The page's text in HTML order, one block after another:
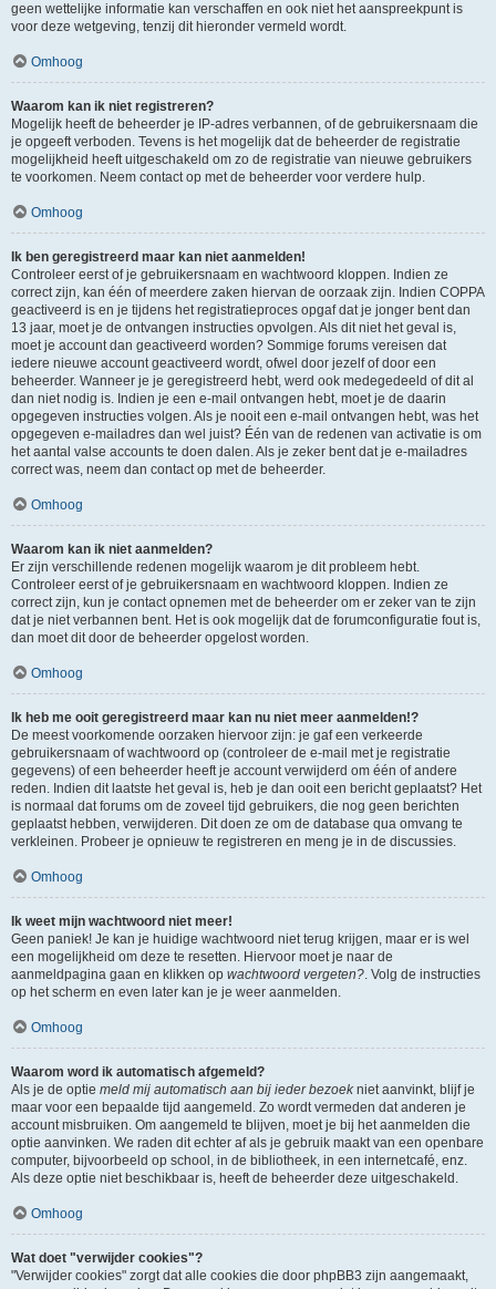
geen wettelijke informatie kan verschaffen en ook niet het aanspreekpunt is
voor deze wetgeving, tenzij dit hieronder vermeld wordt.
Omhoog
Waarom kan ik niet registreren?
Mogelijk heeft de beheerder je IP-adres verbannen, of de gebruikersnaam die
je opgeeft verboden. Tevens is het mogelijk dat de beheerder de registratie
mogelijkheid heeft uitgeschakeld om zo de registratie van nieuwe gebruikers
te voorkomen. Neem contact op met de beheerder voor verdere hulp.
Omhoog
Ik ben geregistreerd maar kan niet aanmelden!
Controleer eerst of je gebruikersnaam en wachtwoord kloppen. Indien ze
correct zijn, kan één of meerdere zaken hiervan de oorzaak zijn. Indien COPPA
geactiveerd is en je tijdens het registratieproces opgaf dat je jonger bent dan
13 jaar, moet je de ontvangen instructies opvolgen. Als dit niet het geval is,
moet je account dan geactiveerd worden? Sommige forums vereisen dat
iedere nieuwe account geactiveerd wordt, ofwel door jezelf of door een
beheerder. Wanneer je je geregistreerd hebt, werd ook medegedeeld of dit al
dan niet nodig is. Indien je een e-mail ontvangen hebt, moet je de daarin
opgegeven instructies volgen. Als je nooit een e-mail ontvangen hebt, was het
opgegeven e-mailadres dan wel juist? Één van de redenen van activatie is om
het aantal valse accounts te doen dalen. Als je zeker bent dat je e-mailadres
correct was, neem dan contact op met de beheerder.
Omhoog
Waarom kan ik niet aanmelden?
Er zijn verschillende redenen mogelijk waarom je dit probleem hebt.
Controleer eerst of je gebruikersnaam en wachtwoord kloppen. Indien ze
correct zijn, kun je contact opnemen met de beheerder om er zeker van te zijn
dat je niet verbannen bent. Het is ook mogelijk dat de forumconfiguratie fout is,
dan moet dit door de beheerder opgelost worden.
Omhoog
Ik heb me ooit geregistreerd maar kan nu niet meer aanmelden!?
De meest voorkomende oorzaken hiervoor zijn: je gaf een verkeerde
gebruikersnaam of wachtwoord op (controleer de e-mail met je registratie
gegevens) of een beheerder heeft je account verwijderd om één of andere
reden. Indien dit laatste het geval is, heb je dan ooit een bericht geplaatst? Het
is normaal dat forums om de zoveel tijd gebruikers, die nog geen berichten
geplaatst hebben, verwijderen. Dit doen ze om de database qua omvang te
verkleinen. Probeer je opnieuw te registreren en meng je in de discussies.
Omhoog
Ik weet mijn wachtwoord niet meer!
Geen paniek! Je kan je huidige wachtwoord niet terug krijgen, maar er is wel
een mogelijkheid om deze te resetten. Hiervoor moet je naar de
aanmeldpagina gaan en klikken op wachtwoord vergeten?. Volg de instructies
op het scherm en even later kan je je weer aanmelden.
Omhoog
Waarom word ik automatisch afgemeld?
Als je de optie meld mij automatisch aan bij ieder bezoekniet aanvinkt, blijf je
maar voor een bepaalde tijd aangemeld. Zo wordt vermeden dat anderen je
account misbruiken. Om aangemeld te blijven, moet je bij het aanmelden die
optie aanvinken. We raden dit echter af als je gebruik maakt van een openbare
computer, bijvoorbeeld op school, in de bibliotheek, in een internetcafé, enz.
Als deze optie niet beschikbaar is, heeft de beheerder deze uitgeschakeld.
Omhoog
Wat doet "verwijder cookies"?
"Verwijder cookies" zorgt dat alle cookies die door phpBB3 zijn aangemaakt,